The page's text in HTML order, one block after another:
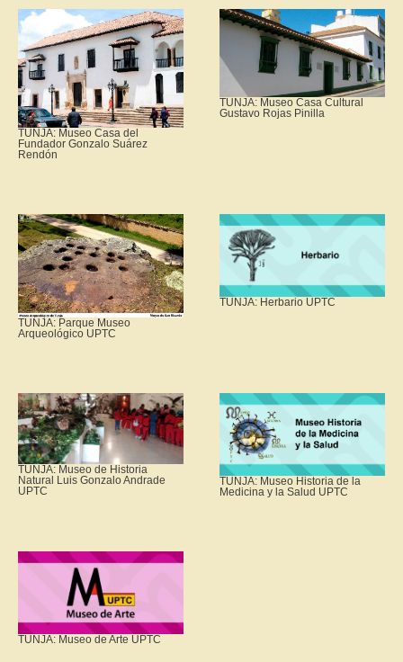
TUNJA: Museo Casa del
Fundador Gonzalo Suárez
Rendón
TUNJA: Museo Casa Cultural
Gustavo Rojas Pinilla
TUNJA: Parque Museo
Arqueológico UPTC
TUNJA: Herbario UPTC
TUNJA: Museo de Historia
Natural Luis Gonzalo Andrade
UPTC
TUNJA: Museo Historia de la
Medicina y la Salud UPTC
TUNJA: Museo de Arte UPTC